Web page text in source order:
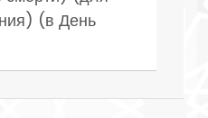
(в День